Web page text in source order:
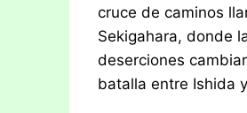
cruce de caminos
Sekigahara, donde
deserciones
batalla entre Ishida